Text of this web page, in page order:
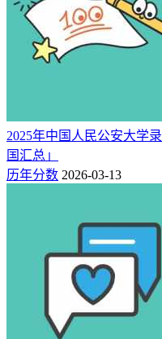
2025年中国人民公安大学
国汇总」
历年分数 2026-03-13